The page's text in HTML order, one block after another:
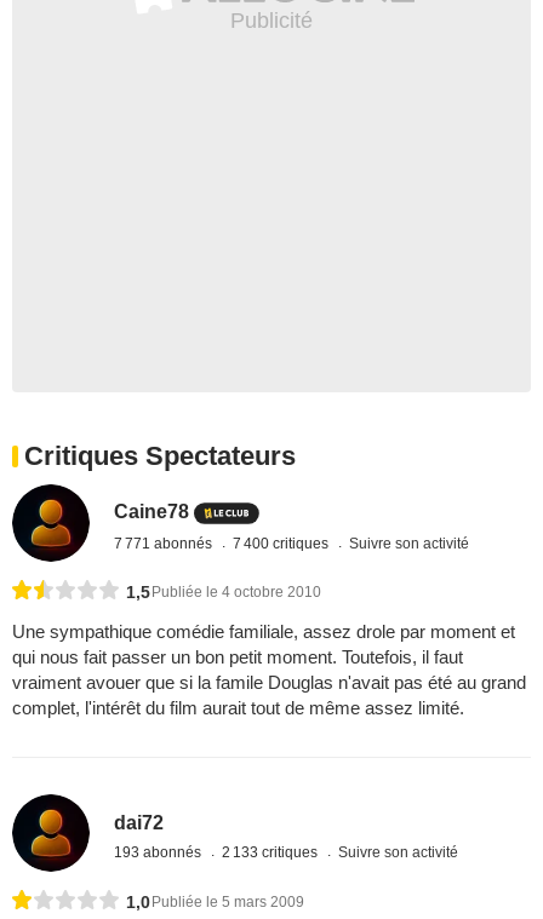
Critiques Spectateurs
Caine78
7 771 abonnés 7 400 critiques Suivre son activité
1,5 Publiée le 4 octobre 2010
Une sympathique comédie familiale, assez drole par moment et
qui nous fait passer un bon petit moment. Toutefois, il faut
vraiment avouer que si la famile Douglas n'avait pas été au grand
complet, l'intérêt du film aurait tout de même assez limité.
dai72
193 abonnés 2 133 critiques Suivre son activité
1,0 Publiée le 5 mars 2009